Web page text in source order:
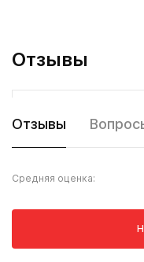
Отзывы
Отзывы
Средняя оценка: